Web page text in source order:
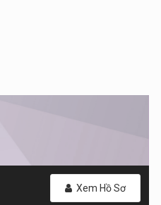
Xem Hồ Sơ